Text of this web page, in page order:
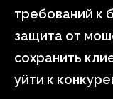
требований к
защита от
сохранить
уйти к